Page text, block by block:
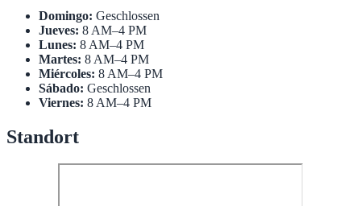
Domingo: Geschlossen
Jueves: 8 AM–4 PM
Lunes: 8 AM–4 PM
Martes: 8 AM–4 PM
Miércoles: 8 AM–4 PM
Sábado: Geschlossen
Viernes: 8 AM–4 PM
Standort